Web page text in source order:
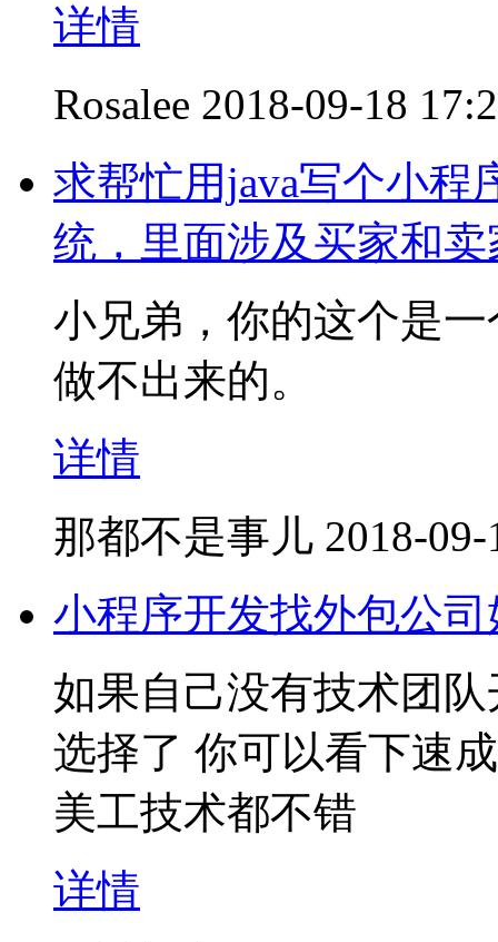
详情
Rosalee 2018-09-18
求帮忙用java写个小程
统，里面涉及买家和
小兄弟，你的这个是
做不出来的。
详情
那都不是事儿 2018-
小程序开发找外包公司
如果自己没有技术团
选择了 你可以看下速
美工技术都不错
详情